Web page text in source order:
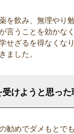
を飲み、無理やり
言うことを効かな
せざるを得なくな
ました。
けようと思った
勧めでダメもとで